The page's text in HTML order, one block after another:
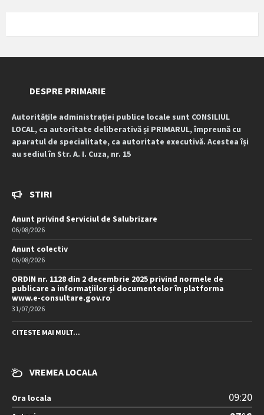
DESPRE PRIMARIE
Autoritățile administrației publice locale sunt CONSILIUL
LOCAL, ca autoritate deliberativă și PRIMARUL, împreună cu
aparatul de specialitate, ca autoritate executivă. Acestea își
au sediul în Str. A. I. Cuza, nr. 15
STIRI
Anunt privind Serviciul de Salubrizare
06/08/2026
Anunt colectiv
06/08/2026
ORDIN nr. 1128 din 2 decembrie 2025 privind normele de
publicare a informațiilor și documentelor în platforma
www.e-consultare.gov.ro
31/07/2026
CITESTE MAI MULT...
VREMEA LOCALA
Ora locala 09:20